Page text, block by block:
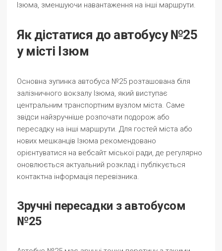
Ізюма, зменшуючи навантаження на інші маршрути.
Як дістатися до автобусу №25
у місті Ізюм
Основна зупинка автобуса №25 розташована біля
залізничного вокзалу Ізюма, який виступає
центральним транспортним вузлом міста. Саме
звідси найзручніше розпочати подорож або
пересадку на інші маршрути. Для гостей міста або
нових мешканців Ізюма рекомендовано
орієнтуватися на вебсайт міської ради, де регулярно
оновлюється актуальний розклад і публікується
контактна інформація перевізника.
Зручні пересадки з автобусом
№25